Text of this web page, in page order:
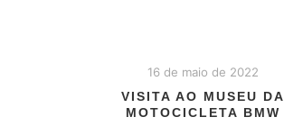
16 de maio de 2022
VISITA AO MUSEU DA
MOTOCICLETA BMW